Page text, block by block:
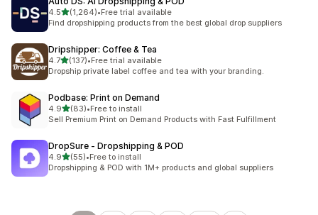
4.55つ星中
(1,264)
合計レビュー数：1264件
•Free trial available
Find dropshipping products from the best global drop suppliers
Dripshipper: Coffee & Tea
4.75つ星中
(137)
合計レビュー数：137件
•Free trial available
Dropship private label coffee and tea with your branding.
Podbase: Print on Demand
4.95つ星中
(83)
合計レビュー数：83件
•Free to install
Sell Premium Print on Demand Products with Fast Fulfillment
DropSure ‑ Dropshipping & POD
4.95つ星中
(55)
合計レビュー数：55件
•Free to install
Dropshipping & POD with 1M+ products and global suppliers